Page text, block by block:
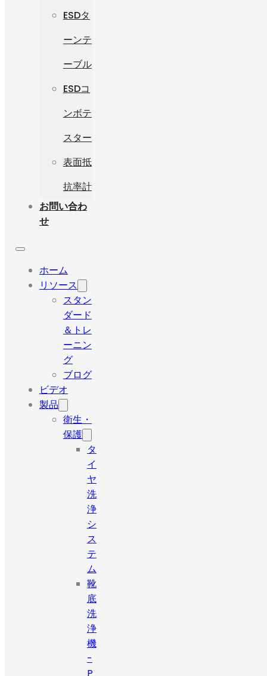
ESDタ
ーンテ
ーブル
ESDコ
ンボテ
スター
表面抵
抗率計
お問い合わ
せ
ホーム
リソース
スタン
ダード
＆トレ
ーニン
グ
ブログ
ビデオ
製品
衛生・
保護
タ
イ
ヤ
洗
浄
シ
ス
テ
ム
靴
底
洗
浄
機
-